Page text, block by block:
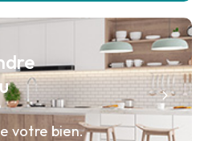
votre bien.